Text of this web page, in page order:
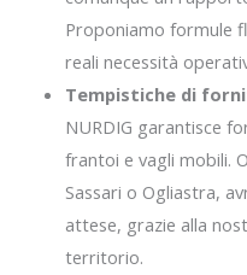
Proponiamo formule
reali necessità
Tempistiche di
NURDIG garantisce
frantoi e vagli mobili.
Sassari o Ogliastra,
attese, grazie alla
territorio.